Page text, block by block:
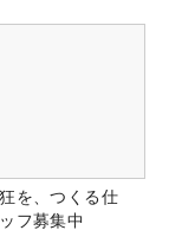
を、つくる仕
フ募集中